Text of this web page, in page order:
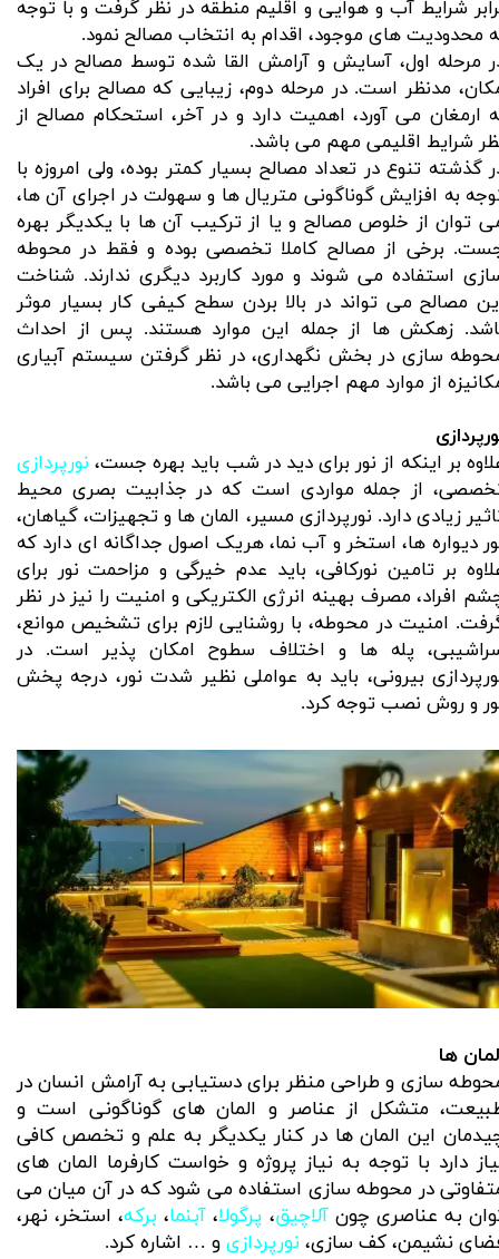
شرایط آب و هوایی و اقلیم منطقه در نظر گرفت و با توجه
محدودیت های موجود، اقدام به انتخاب مصالح نمود.
مرحله اول، آسایش و آرامش القا شده توسط مصالح در یک
مدنظر است. در مرحله دوم، زیبایی که مصالح برای افراد
ارمغان می آورد، اهمیت دارد و در آخر، استحکام مصالح از
شرایط اقلیمی مهم می باشد.
گذشته تنوع در تعداد مصالح بسیار کمتر بوده، ولی امروزه با
به افزایش گوناگونی متریال ها و سهولت در اجرای آن ها،
توان از خلوص مصالح و یا از ترکیب آن ها با یکدیگر بهره
برخی از مصالح کاملا تخصصی بوده و فقط در محوطه
استفاده می شوند و مورد کاربرد دیگری ندارند. شناخت
مصالح می تواند در بالا بردن سطح کیفی کار بسیار موثر
زهکش ها از جمله این موارد هستند. پس از احداث
سازی در بخش نگهداری، در نظر گرفتن سیستم آبیاری
از موارد مهم اجرایی می باشد.
بر اینکه از نور برای دید در شب باید بهره جست، نورپردازی
از جمله مواردی است که در جذابیت بصری محیط
زیادی دارد. نورپردازی مسیر، المان ها و تجهیزات، گیاهان،
دیواره ها، استخر و آب نما، هریک اصول جداگانه ای دارد که
بر تامین نورکافی، باید عدم خیرگی و مزاحمت نور برای
افراد، مصرف بهینه انرژی الکتریکی و امنیت را نیز در نظر
امنیت در محوطه، با روشنایی لازم برای تشخیص موانع،
پله ها و اختلاف سطوح امکان پذیر است. در
بیرونی، باید به عواملی نظیر شدت نور، درجه پخش
و روش نصب توجه کرد.
ها
سازی و طراحی منظر برای دستیابی به آرامش انسان در
متشکل از عناصر و المان های گوناگونی است و
این المان ها در کنار یکدیگر به علم و تخصص کافی
دارد با توجه به نیاز پروژه و خواست کارفرما المان های
در محوطه سازی استفاده می شود که در آن میان می
به عناصری چونآلاچیق، پرگولا، آبنما، برکه، استخر، نهر،
نشیمن، کف سازی، نورپردازی و … اشاره کرد.